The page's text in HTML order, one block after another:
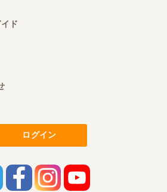
ド
ログイン